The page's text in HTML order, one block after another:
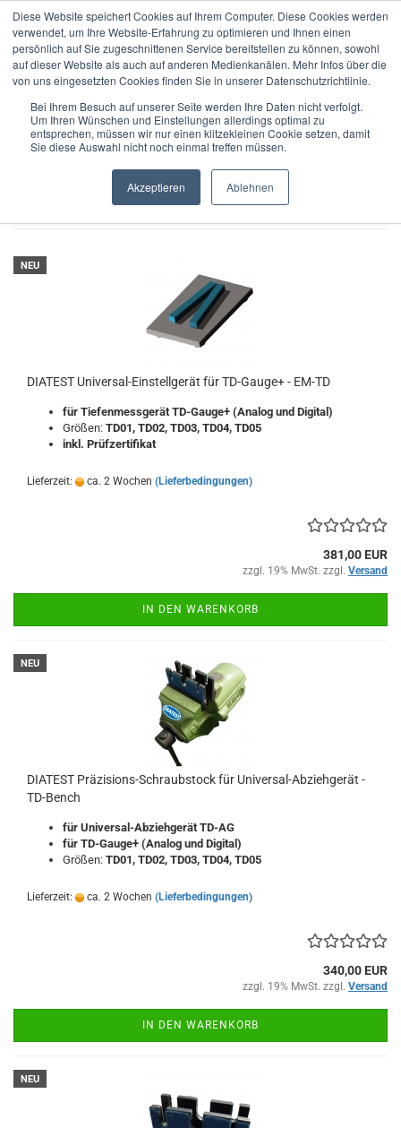
Diese Website speichert Cookies auf Ihrem Computer. Diese Cookies werden
verwendet, um Ihre Website-Erfahrung zu optimieren und Ihnen einen
persönlich auf Sie zugeschnittenen Service bereitstellen zu können, sowohl
auf dieser Website als auch auf anderen Medienkanälen. Mehr Infos über die
von uns eingesetzten Cookies finden Sie in unserer Datenschutzrichtlinie.
Bei Ihrem Besuch auf unserer Seite werden Ihre Daten nicht verfolgt.
Um Ihren Wünschen und Einstellungen allerdings optimal zu
entsprechen, müssen wir nur einen klitzekleinen Cookie setzen, damit
Sie diese Auswahl nicht noch einmal treffen müssen.
Akzeptieren Ablehnen
Zubehör
NEU
DIATEST Universal-Einstellgerät für TD-Gauge+ - EM-TD
für Tiefenmessgerät TD-Gauge+ (Analog und Digital)
Größen: TD01, TD02, TD03, TD04, TD05
inkl. Prüfzertifikat
Lieferzeit: ca. 2 Wochen (Lieferbedingungen)
381,00 EUR
zzgl. 19% MwSt. zzgl. Versand
IN DEN WARENKORB
NEU
DIATEST Präzisions-Schraubstock für Universal-Abziehgerät -
TD-Bench
für Universal-Abziehgerät TD-AG
für TD-Gauge+ (Analog und Digital)
Größen: TD01, TD02, TD03, TD04, TD05
Lieferzeit: ca. 2 Wochen (Lieferbedingungen)
340,00 EUR
zzgl. 19% MwSt. zzgl. Versand
IN DEN WARENKORB
NEU